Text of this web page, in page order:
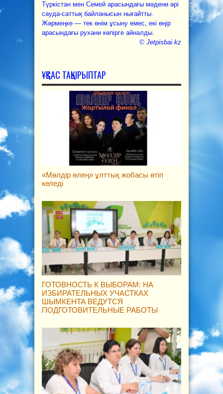
Түркістан мен Семей арасындағы мәдени әрі
сауда-саттық байланысын нығайтты.
Жәрмеңке — тек өнім ұсыну емес, екі өңір
арасындағы рухани көпірге айналды.
© Jetpisbai.kz
ҰҚСАС ТАҚЫРЫПТАР
«Мөлдір өлең» ұлттық жобасы өтіп
келеді
ГОТОВНОСТЬ К ВЫБОРАМ: НА
ИЗБИРАТЕЛЬНЫХ УЧАСТКАХ
ШЫМКЕНТА ВЕДУТСЯ
ПОДГОТОВИТЕЛЬНЫЕ РАБОТЫ